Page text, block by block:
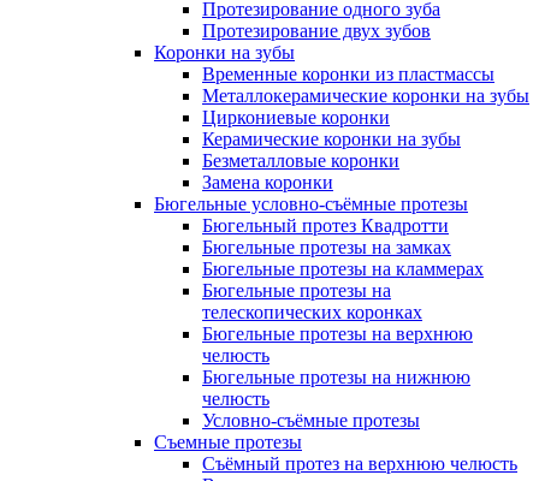
Протезирование одного зуба
Протезирование двух зубов
Коронки на зубы
Временные коронки из пластмассы
Металлокерамические коронки на зубы
Циркониевые коронки
Керамические коронки на зубы
Безметалловые коронки
Замена коронки
Бюгельные условно-съёмные протезы
Бюгельный протез Квадротти
Бюгельные протезы на замках
Бюгельные протезы на кламмерах
Бюгельные протезы на
телескопических коронках
Бюгельные протезы на верхнюю
челюсть
Бюгельные протезы на нижнюю
челюсть
Условно-съёмные протезы
Съемные протезы
Съёмный протез на верхнюю челюсть